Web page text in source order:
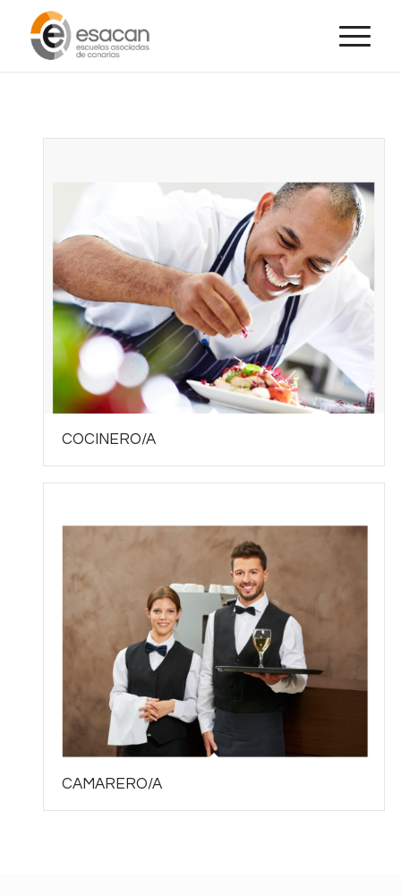
COCINERO/A
CAMARERO/A